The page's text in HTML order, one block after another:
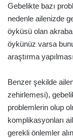
Gebelikte bazı
nedenle ailenizde
öyküsü olan
öykünüz varsa
araştırma
Benzer şekilde
zehirlemesi),
problemlerin olup
komplikasyonları
gerekli önlemler